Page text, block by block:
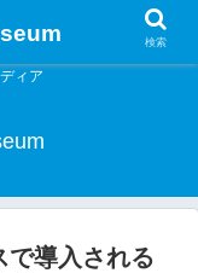
ィア
で導入される
検索